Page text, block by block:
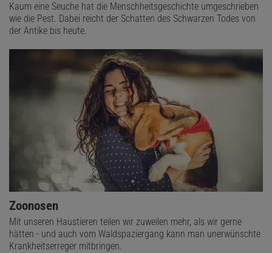
Kaum eine Seuche hat die Menschheitsgeschichte umgeschrieben
wie die Pest. Dabei reicht der Schatten des Schwarzen Todes von
der Antike bis heute.
Zoonosen
Mit unseren Haustieren teilen wir zuweilen mehr, als wir gerne
hätten - und auch vom Waldspaziergang kann man unerwünschte
Krankheitserreger mitbringen.